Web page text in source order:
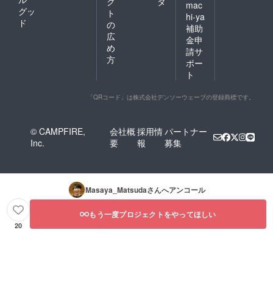
グッ
ド
ト
の
広
め
方
mac
hi-ya
補助
金申
請サ
ポー
ト
「QRコード」は株式会社デンソーウェーブの登録商標です。
© CAMPFIRE,
Inc.
会社概
要
採用情
報
パートナー
募集
Masaya_Matsudaさんへアンコール
20
もう一度プロジェクトをやってほしい